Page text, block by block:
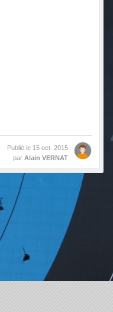
Publié le 15 oct. 2015
par Alain VERNAT